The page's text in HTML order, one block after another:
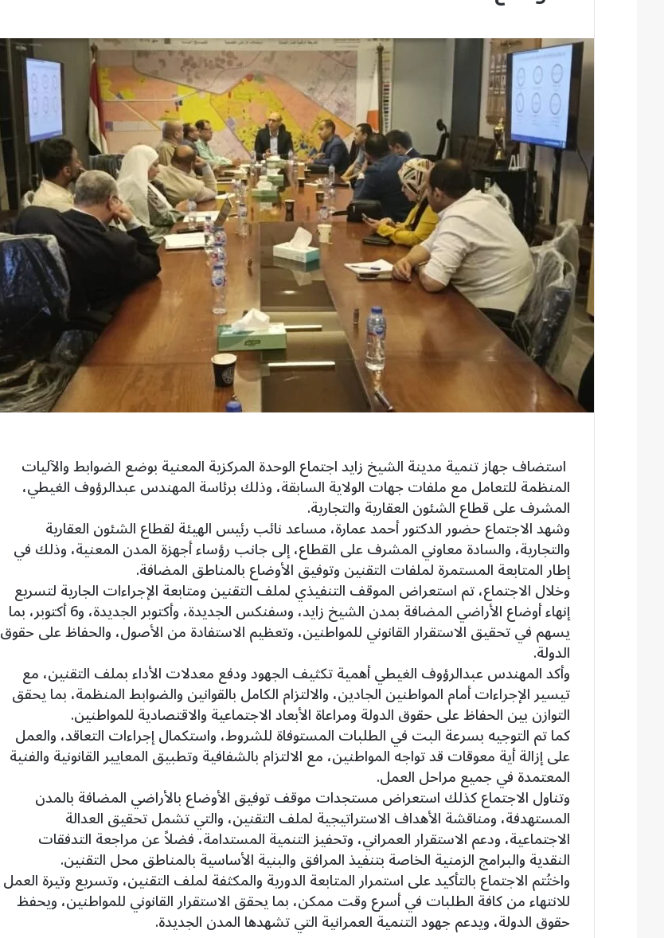
استضاف جهاز تنمية مدينة الشيخ زايد اجتماع الوحدة المركزية المعنية بوضع الضوابط والآليات
المنظمة للتعامل مع ملفات جهات الولاية السابقة، وذلك برئاسة المهندس عبدالرؤوف الغيطي،
المشرف على قطاع الشئون العقارية والتجارية.
وشهد الاجتماع حضور الدكتور أحمد عمارة، مساعد نائب رئيس الهيئة لقطاع الشئون العقارية
والتجارية، والسادة معاوني المشرف على القطاع، إلى جانب رؤساء أجهزة المدن المعنية، وذلك في
إطار المتابعة المستمرة لملفات التقنين وتوفيق الأوضاع بالمناطق المضافة.
وخلال الاجتماع، تم استعراض الموقف التنفيذي لملف التقنين ومتابعة الإجراءات الجارية لتسريع
إنهاء أوضاع الأراضي المضافة بمدن الشيخ زايد، وسفنكس الجديدة، وأكتوبر الجديدة، و6 أكتوبر، بما
يسهم في تحقيق الاستقرار القانوني للمواطنين، وتعظيم الاستفادة من الأصول، والحفاظ على حقوق
الدولة.
وأكد المهندس عبدالرؤوف الغيطي أهمية تكثيف الجهود ودفع معدلات الأداء بملف التقنين، مع
تيسير الإجراءات أمام المواطنين الجادين، والالتزام الكامل بالقوانين والضوابط المنظمة، بما يحقق
التوازن بين الحفاظ على حقوق الدولة ومراعاة الأبعاد الاجتماعية والاقتصادية للمواطنين.
كما تم التوجيه بسرعة البت في الطلبات المستوفاة للشروط، واستكمال إجراءات التعاقد، والعمل
على إزالة أية معوقات قد تواجه المواطنين، مع الالتزام بالشفافية وتطبيق المعايير القانونية والفنية
المعتمدة في جميع مراحل العمل.
وتناول الاجتماع كذلك استعراض مستجدات موقف توفيق الأوضاع بالأراضي المضافة بالمدن
المستهدفة، ومناقشة الأهداف الاستراتيجية لملف التقنين، والتي تشمل تحقيق العدالة
الاجتماعية، ودعم الاستقرار العمراني، وتحفيز التنمية المستدامة، فضلاً عن مراجعة التدفقات
النقدية والبرامج الزمنية الخاصة بتنفيذ المرافق والبنية الأساسية بالمناطق محل التقنين.
واختُتم الاجتماع بالتأكيد على استمرار المتابعة الدورية والمكثفة لملف التقنين، وتسريع وتيرة العمل
للانتهاء من كافة الطلبات في أسرع وقت ممكن، بما يحقق الاستقرار القانوني للمواطنين، ويحفظ
حقوق الدولة، ويدعم جهود التنمية العمرانية التي تشهدها المدن الجديدة.